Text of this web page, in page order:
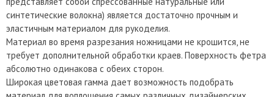
синтетические волокна) является достаточно прочным и
эластичным материалом для рукоделия.
Материал во время разрезания ножницами не крошится, не
требует дополнительной обработки краев. Поверхность фетра
абсолютно одинакова с обеих сторон.
Широкая цветовая гамма дает возможность подобрать